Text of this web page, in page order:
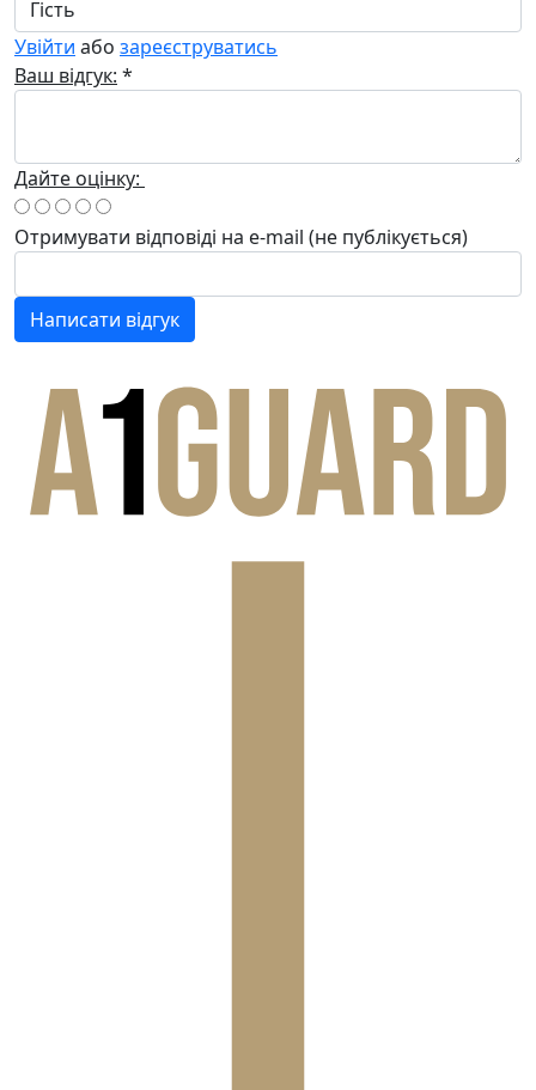
Увійти або зареєструватись
Ваш відгук: *
Дайте оцінку:
Отримувати відповіді на e-mail (не публікується)
Написати відгук